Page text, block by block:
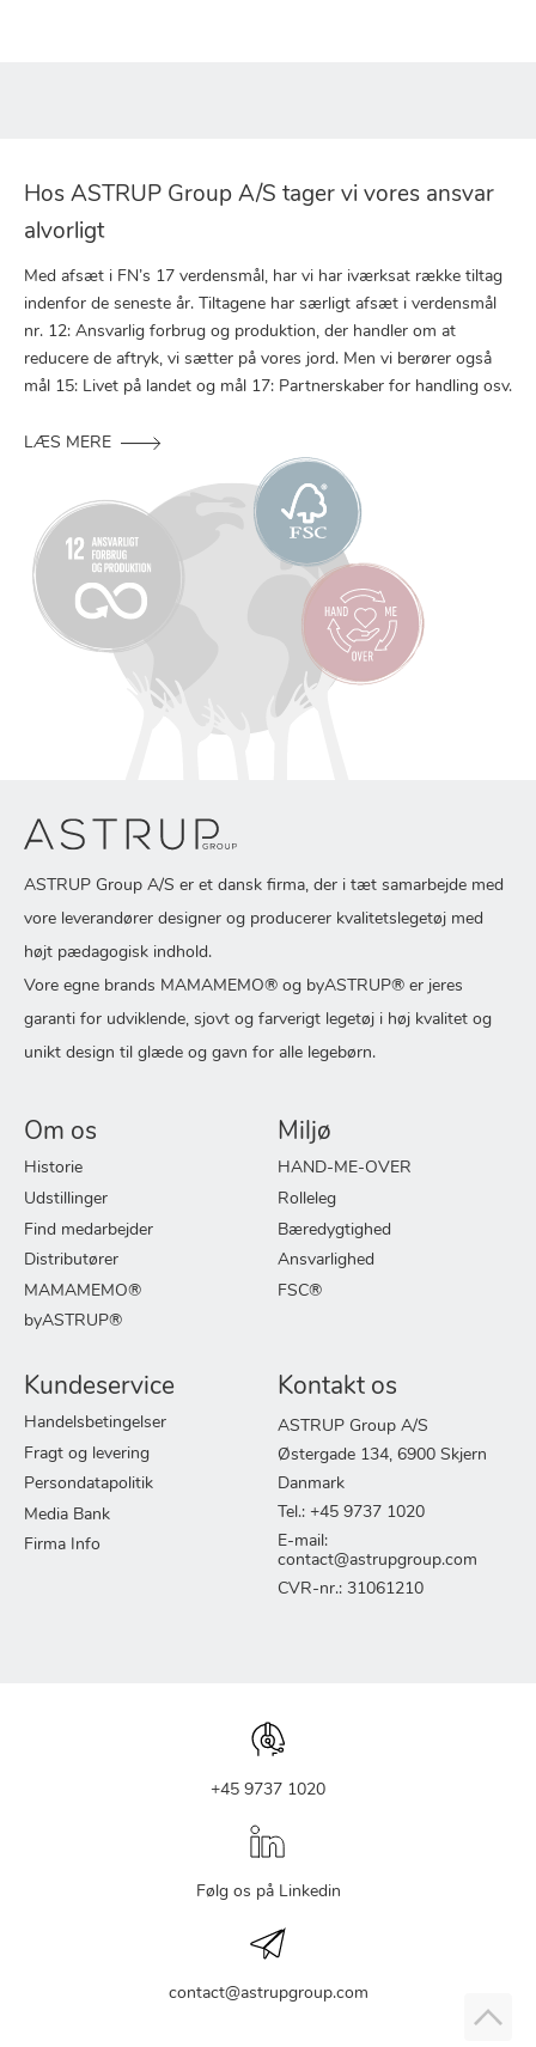
Hos ASTRUP Group A/S tager vi vores ansvar
alvorligt
Med afsæt i FN’s 17 verdensmål, har vi har iværksat række tiltag
indenfor de seneste år. Tiltagene har særligt afsæt i verdensmål
nr. 12: Ansvarlig forbrug og produktion, der handler om at
reducere de aftryk, vi sætter på vores jord. Men vi berører også
mål 15: Livet på landet og mål 17: Partnerskaber for handling osv.
LÆS MERE
ASTRUP Group A/S er et dansk firma, der i tæt samarbejde med
vore leverandører designer og producerer kvalitetslegetøj med
højt pædagogisk indhold.
Vore egne brands MAMAMEMO® og byASTRUP® er jeres
garanti for udviklende, sjovt og farverigt legetøj i høj kvalitet og
unikt design til glæde og gavn for alle legebørn.
Om os
Historie
Udstillinger
Find medarbejder
Distributører
MAMAMEMO®
byASTRUP®
Miljø
HAND-ME-OVER
Rolleleg
Bæredygtighed
Ansvarlighed
FSC®
Kundeservice
Handelsbetingelser
Fragt og levering
Persondatapolitik
Media Bank
Firma Info
Kontakt os
ASTRUP Group A/S
Østergade 134, 6900 Skjern
Danmark
Tel.: +45 9737 1020
E-mail:
contact@astrupgroup.com
CVR-nr.: 31061210
+45 9737 1020
Følg os på Linkedin
contact@astrupgroup.com